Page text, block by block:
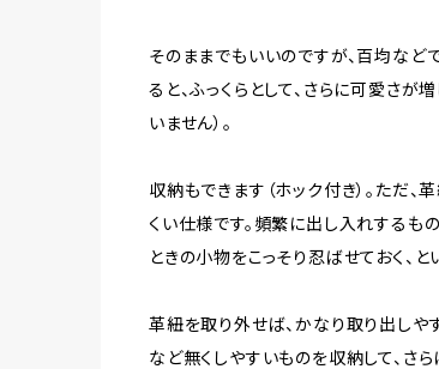
そのままでもいいのですが、百均など
ると、ふっくらとして、さらに可愛さが
いません）。
収納もできます（ホック付き）。ただ
くい仕様です。頻繁に出し入れするも
ときの小物をこっそり忍ばせておく、
革紐を取り外せば、かなり取り出しや
など無くしやすいものを収納して、さ